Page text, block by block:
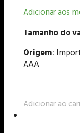
Adicionar aos
Tamanho do
Origem:
AAA
Adicionar ao